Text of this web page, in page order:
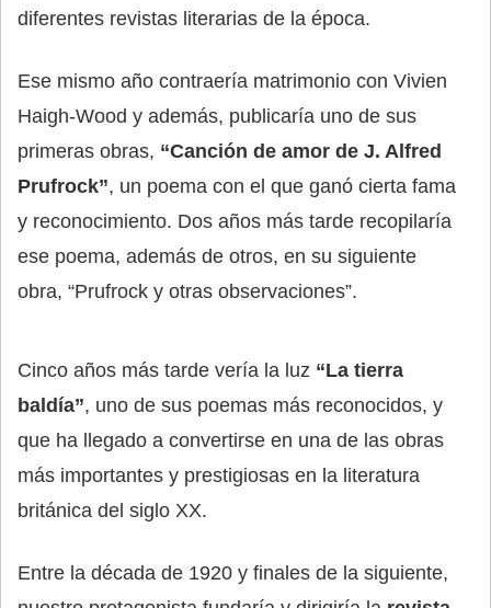
diferentes revistas literarias de la época.
Ese mismo año contraería matrimonio con Vivien
Haigh-Wood y además, publicaría uno de sus
primeras obras, “Canción de amor de J. Alfred
Prufrock”, un poema con el que ganó cierta fama
y reconocimiento. Dos años más tarde recopilaría
ese poema, además de otros, en su siguiente
obra, “Prufrock y otras observaciones”.
Cinco años más tarde vería la luz “La tierra
baldía”, uno de sus poemas más reconocidos, y
que ha llegado a convertirse en una de las obras
más importantes y prestigiosas en la literatura
británica del siglo XX.
Entre la década de 1920 y finales de la siguiente,